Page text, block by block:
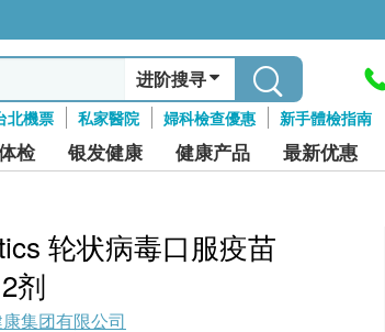
进阶搜寻
北機票 私家醫院 婦科檢查優惠 新手體檢指南
检 银发健康 健康产品 最新优惠
轮状病毒口服疫苗
剂
集团有限公司